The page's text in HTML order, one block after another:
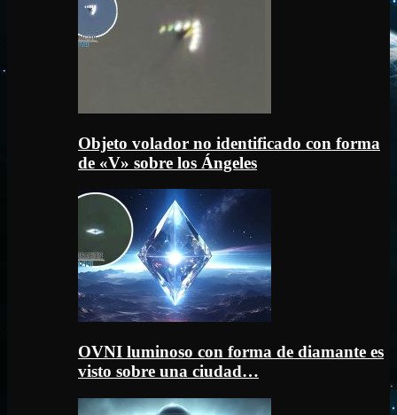
Objeto volador no identificado con forma
de «V» sobre los Ángeles
OVNI luminoso con forma de diamante es
visto sobre una ciudad…